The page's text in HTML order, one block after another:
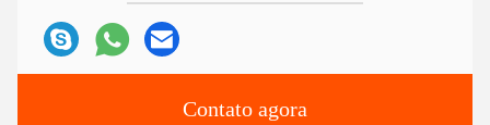
Contato agora